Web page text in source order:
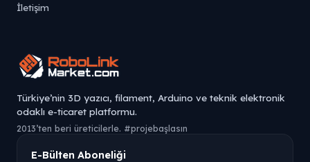
İletişim
Türkiye’nin 3D yazıcı, filament, Arduino ve teknik elektronik
odaklı e-ticaret platformu.
2013’ten beri üreticilerle. #projebaşlasın
E-Bülten Aboneliği